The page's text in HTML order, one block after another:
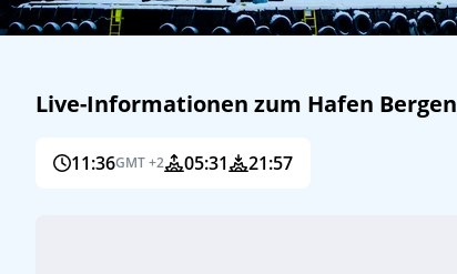
Live-Informationen zum Hafen Bergen
11:36GMT +2 05:31 21:57